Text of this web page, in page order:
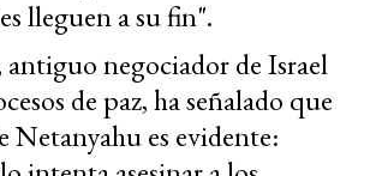
lleguen a su fin".
negociador de Israel
de paz, ha señalado que
Netanyahu es evidente: